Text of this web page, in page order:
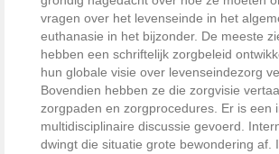
vragen over het levenseinde in het
euthanasie in het bijzonder. De meeste
hebben een schriftelijk zorgbeleid
hun globale visie over levenseindezorg
Bovendien hebben ze die zorgvisie
zorgpaden en zorgprocedures. Er is een
multidisciplinaire discussie gevoerd.
dwingt die situatie grote bewondering af.